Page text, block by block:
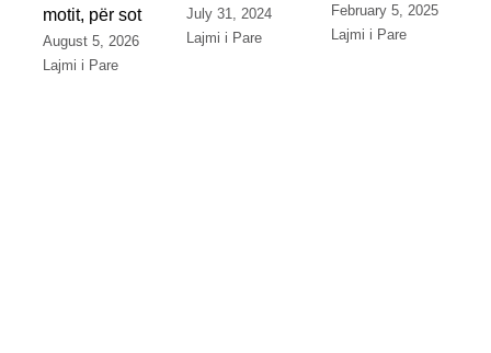
motit, për sot
August 5, 2026
Lajmi i Pare
July 31, 2024
Lajmi i Pare
February 5, 2025
Lajmi i Pare